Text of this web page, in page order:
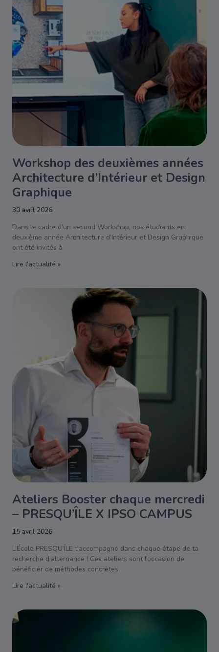
Workshop des deuxièmes années
Architecture d’Intérieur et Design
Graphique
30 avril 2026
Dans le cadre d’un second Workshop, nos étudiants en
deuxième année Architecture d’Intérieur et Design Graphique
ont été invités à
Lire l'actualité »
Ateliers Booster chaque mercredi
– PRESQU’ÎLE X IPSO CAMPUS
15 avril 2026
L’École PRESQU’ÎLE t’accompagne dans chaque étape de ta
recherche d’alternance ! Ces ateliers sont l’occasion de
bénéficier de méthodes concrètes
Lire l'actualité »